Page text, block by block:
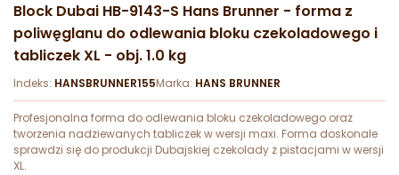
Block Dubai HB-9143-S Hans Brunner - forma z
poliwęglanu do odlewania bloku czekoladowego i
tabliczek XL - obj. 1.0 kg
Indeks: HANSBRUNNER155Marka: HANS BRUNNER
Profesjonalna forma do odlewania bloku czekoladowego oraz
tworzenia nadziewanych tabliczek w wersji maxi. Forma doskonale
sprawdzi się do produkcji Dubajskiej czekolady z pistacjami w wersji
XL.